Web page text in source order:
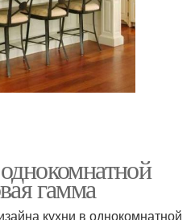
гамма
кухни в однокомнатной